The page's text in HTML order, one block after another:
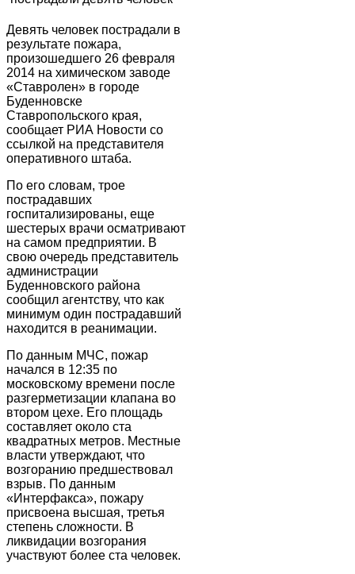
Девять человек пострадали в
результате пожара,
произошедшего 26 февраля
2014 на химическом заводе
«Ставролен» в городе
Буденновске
Ставропольского края,
сообщает РИА Новости со
ссылкой на представителя
оперативного штаба.
По его словам, трое
пострадавших
госпитализированы, еще
шестерых врачи осматривают
на самом предприятии. В
свою очередь представитель
администрации
Буденновского района
сообщил агентству, что как
минимум один пострадавший
находится в реанимации.
По данным МЧС, пожар
начался в 12:35 по
московскому времени после
разгерметизации клапана во
втором цехе. Его площадь
составляет около ста
квадратных метров. Местные
власти утверждают, что
возгоранию предшествовал
взрыв. По данным
«Интерфакса», пожару
присвоена высшая, третья
степень сложности. В
ликвидации возгорания
участвуют более ста человек.